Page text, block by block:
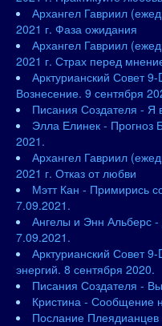
Архангел Гавриил
2021 г. Фаза ожидания
Архангел Гавриил
2021 г. Страх перед
Арктурианский Совет
Вознесение. 9 сентября
Писания Создателя - Я
Элла Елинек - Прогноз
2021.
Архангел Гавриил
2021 г. Отказ от любви
Мэтт Кан - Примирись
7.09.2021.
Ангелы и Энн Альберс
7.09.2021.
Арктурианский Совет
энергий. 8 сентября 2020.
Писания Создателя -
Кристина - Сообщение
Послание